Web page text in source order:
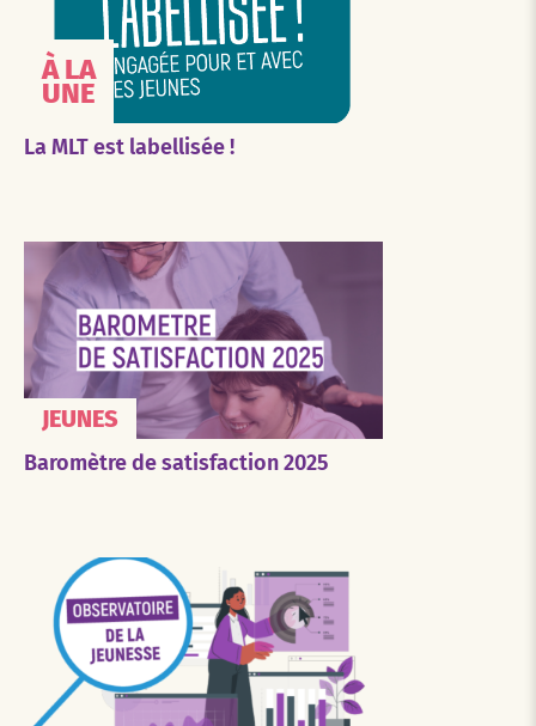
À LA
UNE
La MLT est labellisée !
JEUNES
Baromètre de satisfaction 2025